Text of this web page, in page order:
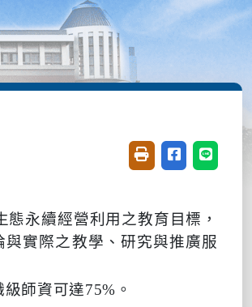
友善列印(開新視窗)
分享至臉書(
分享至
永續經營利用之教育目標，
實際之教學、研究與推廣服
師資可達75%。